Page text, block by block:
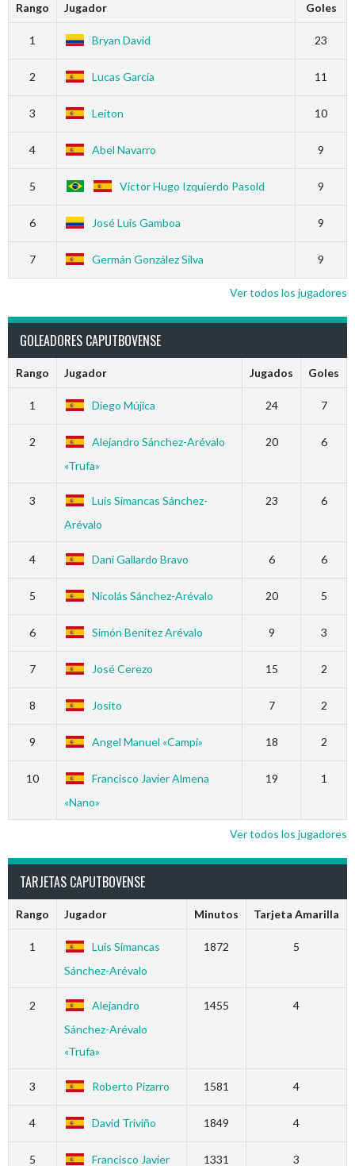
Rango Jugador Goles
1 Bryan David 23
2 Lucas García 11
3 Leiton 10
4 Abel Navarro 9
5 Víctor Hugo Izquierdo Pasold 9
6 José Luis Gamboa 9
7 Germán González Silva 9
Ver todos los jugadores
GOLEADORES CAPUTBOVENSE
Rango Jugador Jugados Goles
1 Diego Mújica 24 7
2
Alejandro Sánchez-Arévalo
«Trufa»
20 6
3
Luis Simancas Sánchez-
Arévalo
23 6
4 Dani Gallardo Bravo 6 6
5 Nicolás Sánchez-Arévalo 20 5
6 Simón Benítez Arévalo 9 3
7 José Cerezo 15 2
8 Josito 7 2
9 Angel Manuel «Campi» 18 2
10
Francisco Javier Almena
«Nano»
19 1
Ver todos los jugadores
TARJETAS CAPUTBOVENSE
Rango Jugador Minutos Tarjeta Amarilla
1
Luis Simancas
Sánchez-Arévalo
1872 5
2
Alejandro
Sánchez-Arévalo
«Trufa»
1455 4
3 Roberto Pizarro 1581 4
4 David Triviño 1849 4
5 Francisco Javier 1331 3